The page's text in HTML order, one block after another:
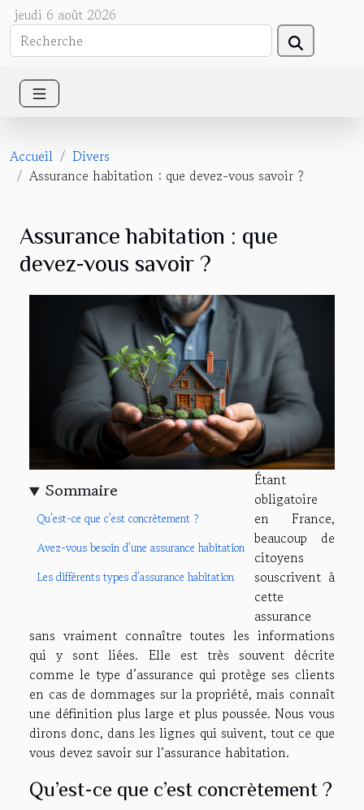
jeudi 6 août 2026
Accueil
Divers
Assurance habitation : que devez-vous savoir ?
Assurance habitation : que
devez-vous savoir ?
Sommaire
Qu’est-ce que c’est concrètement ?
Avez-vous besoin d’une assurance habitation
Les différents types d’assurance habitation
Étant
obligatoire
en France,
beaucoup de
citoyens
souscrivent à
cette
assurance
sans vraiment connaître toutes les informations
qui y sont liées. Elle est très souvent décrite
comme le type d’assurance qui protège ses clients
en cas de dommages sur la propriété, mais connaît
une définition plus large et plus poussée. Nous vous
dirons donc, dans les lignes qui suivent, tout ce que
vous devez savoir sur l‘assurance habitation.
Qu’est-ce que c’est concrètement ?